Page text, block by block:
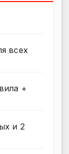
всех
+
и 2